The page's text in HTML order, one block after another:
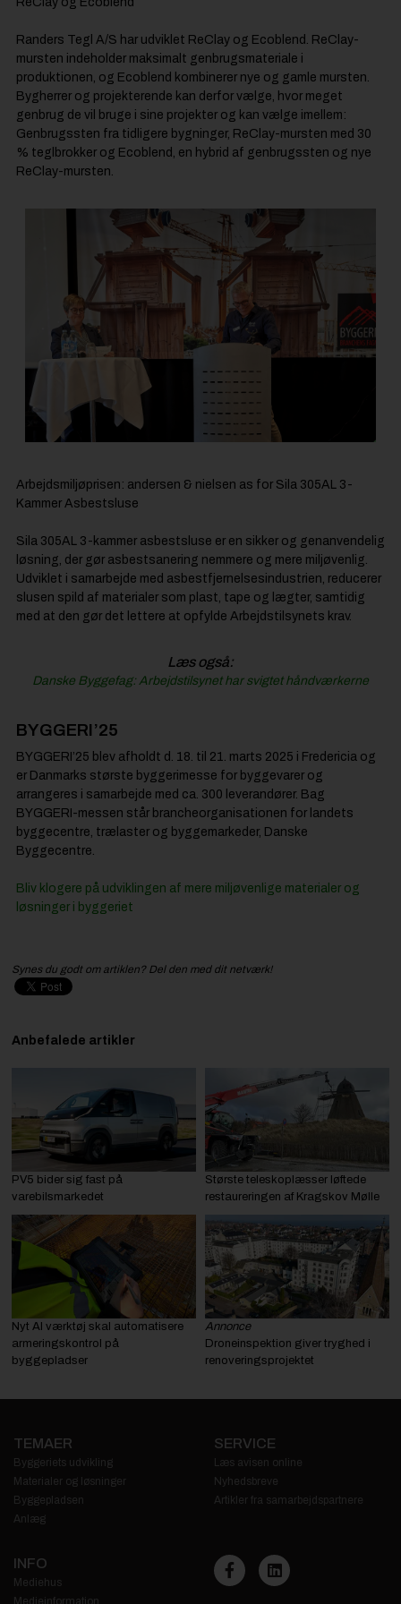
Randers Tegl A/S har udviklet ReClay og Ecoblend. ReClay-
mursten indeholder maksimalt genbrugsmateriale i
produktionen, og Ecoblend kombinerer nye og gamle mursten.
Bygherrer og projekterende kan derfor vælge, hvor meget
genbrug de vil bruge i sine projekter og kan vælge imellem:
Genbrugssten fra tidligere bygninger, ReClay-mursten med 30
% teglbrokker og Ecoblend, en hybrid af genbrugssten og nye
ReClay-mursten.
Arbejdsmiljøprisen: andersen & nielsen as for Sila 305AL 3-
Kammer Asbestsluse
Sila 305AL 3-kammer asbestsluse er en sikker og genanvendelig
løsning, der gør asbestsanering nemmere og mere miljøvenlig.
Udviklet i samarbejde med asbestfjernelsesindustrien, reducerer
slusen spild af materialer som plast, tape og lægter, samtidig
med at den gør det lettere at opfylde Arbejdstilsynets krav.
Læs også:
Danske Byggefag: Arbejdstilsynet har svigtet håndværkerne
BYGGERI’25
BYGGERI’25 blev afholdt d. 18. til 21. marts 2025 i Fredericia og
er Danmarks største byggerimesse for byggevarer og
arrangeres i samarbejde med ca. 300 leverandører. Bag
BYGGERI-messen står brancheorganisationen for landets
byggecentre, trælaster og byggemarkeder, Danske
Byggecentre.
Bliv klogere på udviklingen af mere miljøvenlige materialer og
løsninger i byggeriet
Synes du godt om artiklen? Del den med dit netværk!
Anbefalede artikler
PV5 bider sig fast på
varebilsmarkedet
Største teleskoplæsser løftede
restaureringen af Kragskov Mølle
Nyt AI værktøj skal automatisere
armeringskontrol på
byggepladser
Annonce
Droneinspektion giver tryghed i
renoveringsprojektet
TEMAER
Byggeriets udvikling
Materialer og løsninger
Byggepladsen
Anlæg
SERVICE
Læs avisen online
Nyhedsbreve
Artikler fra samarbejdspartnere
INFO
Mediehus
Medieinformation